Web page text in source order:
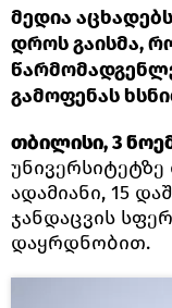
მედია
დროს გაისმა,
გამოფენას
თბილისი, 3
უნივერსიტეტზე
ადამიანი, 15
ჯანდაცვის
დაყრდნობით.